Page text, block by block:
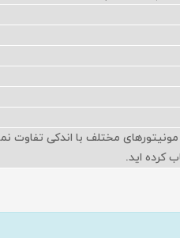
مونیتورهای مختلف با اندکی
کرده اید.